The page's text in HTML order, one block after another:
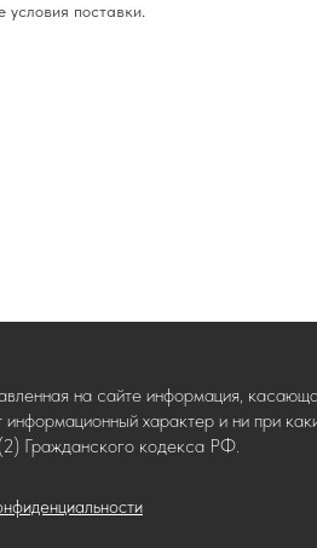
поставки.
на сайте информация,
информационный характер и ни при
Гражданского кодекса РФ.